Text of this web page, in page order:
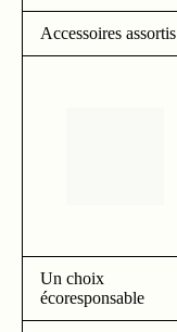
Accessoires assortis
Un choix
écoresponsable